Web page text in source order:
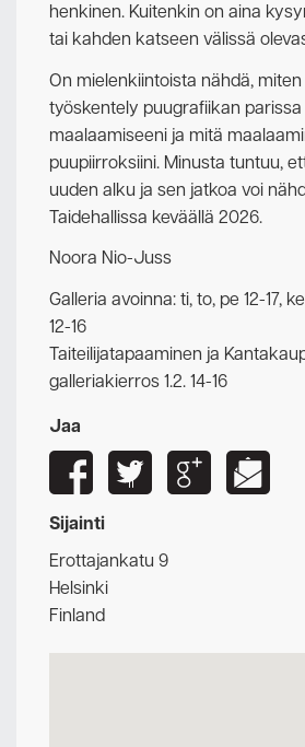
henkinen. Kuitenkin on aina
tai kahden katseen välissä
On mielenkiintoista nähdä,
työskentely puugrafiikan
maalaamiseeni ja mitä
puupiirroksiini. Minusta tuntuu,
uuden alku ja sen jatkoa voi
Taidehallissa keväällä 2026.
Noora Nio-Juss
Galleria avoinna: ti, to, pe 12-17, ke
12-16
Taiteilijatapaaminen ja
galleriakierros 1.2. 14-16
Jaa
Sijainti
Erottajankatu 9
Helsinki
Finland